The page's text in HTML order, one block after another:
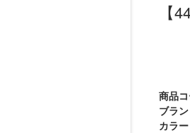
【
商品
ブラ
カラー